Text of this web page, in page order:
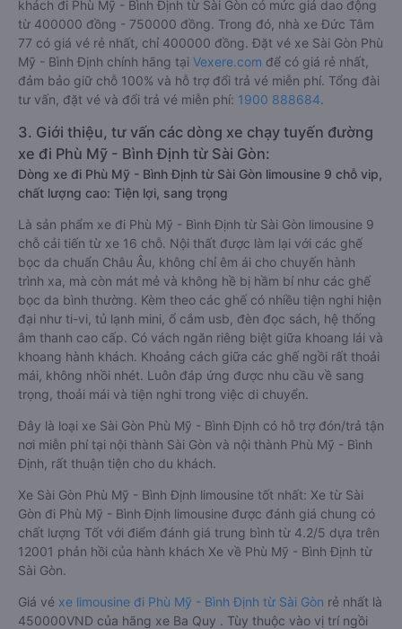
khách đi Phù Mỹ - Bình Định từ Sài Gòn có mức giá dao động
từ 400000 đồng - 750000 đồng. Trong đó, nhà xe Đức Tâm
77 có giá vé rẻ nhất, chỉ 400000 đồng. Đặt vé xe Sài Gòn Phù
Mỹ - Bình Định chính hãng tại Vexere.com để có giá rẻ nhất,
đảm bảo giữ chỗ 100% và hỗ trợ đổi trả vé miễn phí. Tổng đài
tư vấn, đặt vé và đổi trả vé miễn phí: 1900 888684.
3. Giới thiệu, tư vấn các dòng xe chạy tuyến đường
xe đi Phù Mỹ - Bình Định từ Sài Gòn:
Dòng xe đi Phù Mỹ - Bình Định từ Sài Gòn limousine 9 chỗ vip,
chất lượng cao: Tiện lợi, sang trọng
Là sản phẩm xe đi Phù Mỹ - Bình Định từ Sài Gòn limousine 9
chỗ cải tiến từ xe 16 chỗ. Nội thất được làm lại với các ghế
bọc da chuẩn Châu Âu, không chỉ êm ái cho chuyến hành
trình xa, mà còn mát mẻ và không hề bị hầm bí như các ghế
bọc da bình thường. Kèm theo các ghế có nhiều tiện nghi hiện
đại như ti-vi, tủ lạnh mini, ổ cắm usb, đèn đọc sách, hệ thống
âm thanh cao cấp. Có vách ngăn riêng biệt giữa khoang lái và
khoang hành khách. Khoảng cách giữa các ghế ngồi rất thoải
mái, không nhồi nhét. Luôn đáp ứng được nhu cầu về sang
trọng, thoải mái và tiện nghi trong việc di chuyển.
Đây là loại xe Sài Gòn Phù Mỹ - Bình Định có hỗ trợ đón/trả tận
nơi miễn phí tại nội thành Sài Gòn và nội thành Phù Mỹ - Bình
Định, rất thuận tiện cho du khách.
Xe Sài Gòn Phù Mỹ - Bình Định limousine tốt nhất: Xe từ Sài
Gòn đi Phù Mỹ - Bình Định limousine được đánh giá chung có
chất lượng Tốt với điểm đánh giá trung bình từ 4.2/5 dựa trên
12001 phản hồi của hành khách Xe về Phù Mỹ - Bình Định từ
Sài Gòn.
Giá vé xe limousine đi Phù Mỹ - Bình Định từ Sài Gòn rẻ nhất là
450000VND của hãng xe Ba Quy . Tùy thuộc vào vị trí ngồi